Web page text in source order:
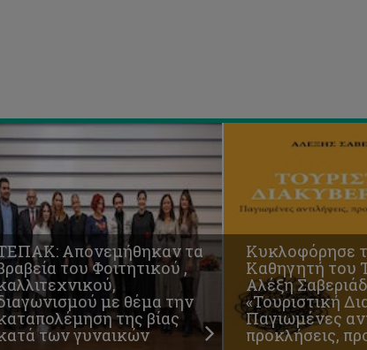
Απονεμήθηκαν τα
του Φοιτητικού ,
με θέμα την
της βίας
των γυναικών
Κυκλοφόρησε
Καθηγητή του
Αλέξη
«Τουριστική
Παγιωμένες
προκλήσεις,